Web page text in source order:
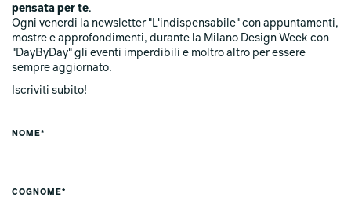
pensata per te.
Ogni venerdi la newsletter "L'indispensabile" con appuntamenti,
mostre e approfondimenti, durante la Milano Design Week con
"DayByDay" gli eventi imperdibili e moltro altro per essere
sempre aggiornato.
Iscriviti subito!
NOME*
COGNOME*